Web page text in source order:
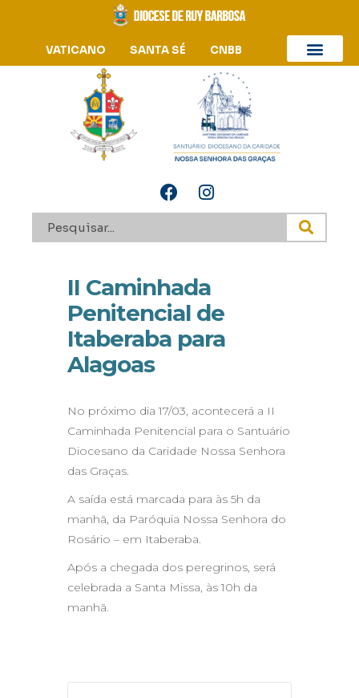
VATICANO SANTA SÉ CNBB
II Caminhada
Penitencial de
Itaberaba para
Alagoas
No próximo dia 17/03, acontecerá a II
Caminhada Penitencial para o Santuário
Diocesano da Caridade Nossa Senhora
das Graças.
A saída está marcada para às 5h da
manhã, da Paróquia Nossa Senhora do
Rosário – em Itaberaba.
Após a chegada dos peregrinos, será
celebrada a Santa Missa, às 10h da
manhã.